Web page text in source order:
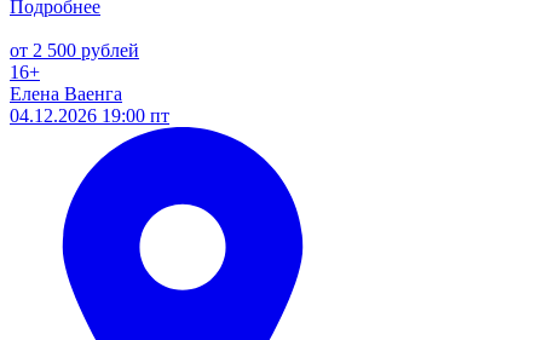
Подробнее
от 2 500 рублей
16+
Елена Ваенга
04.12.2026 19:00 пт